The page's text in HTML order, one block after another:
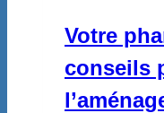
Votre
conseils